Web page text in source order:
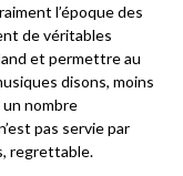
l’époque des
de véritables
et permettre au
disons, moins
un nombre
pas servie par
regrettable.